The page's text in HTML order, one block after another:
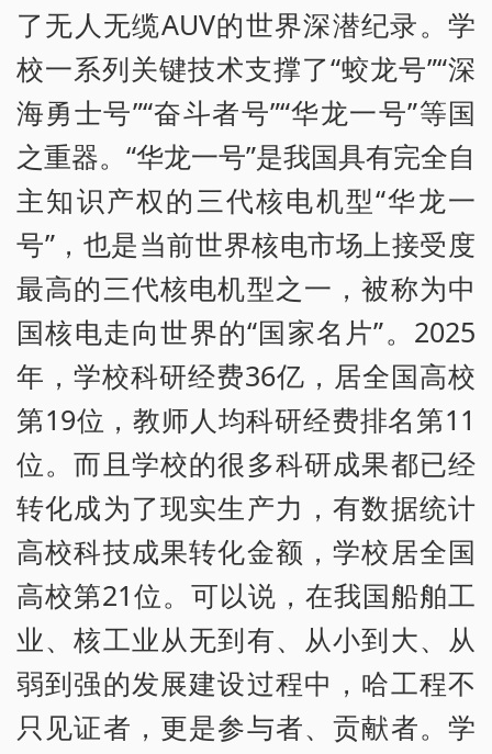
了无人无缆AUV的世界深潜纪录。学
校一系列关键技术支撑了“蛟龙号”“深
海勇士号”“奋斗者号”“华龙一号”等国
之重器。“华龙一号”是我国具有完全自
主知识产权的三代核电机型“华龙一
号”，也是当前世界核电市场上接受度
最高的三代核电机型之一，被称为中
国核电走向世界的“国家名片”。2025
年，学校科研经费36亿，居全国高校
第19位，教师人均科研经费排名第11
位。而且学校的很多科研成果都已经
转化成为了现实生产力，有数据统计
高校科技成果转化金额，学校居全国
高校第21位。可以说，在我国船舶工
业、核工业从无到有、从小到大、从
弱到强的发展建设过程中，哈工程不
只见证者，更是参与者、贡献者。学